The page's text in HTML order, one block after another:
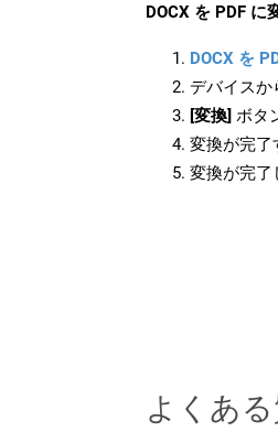
DOCX を PDF に
DOCX を
デバイスか
[変換] ボタ
変換が完了
変換が完了
よくあ